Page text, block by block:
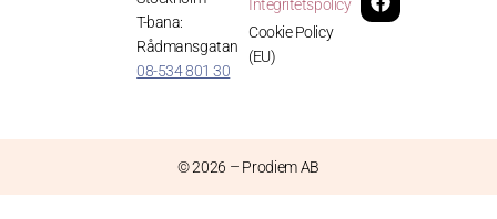
T-bana:
Rådmansgatan
08-534 801 30
Integritetspolicy
Cookie Policy
(EU)
© 2026 – Prodiem AB